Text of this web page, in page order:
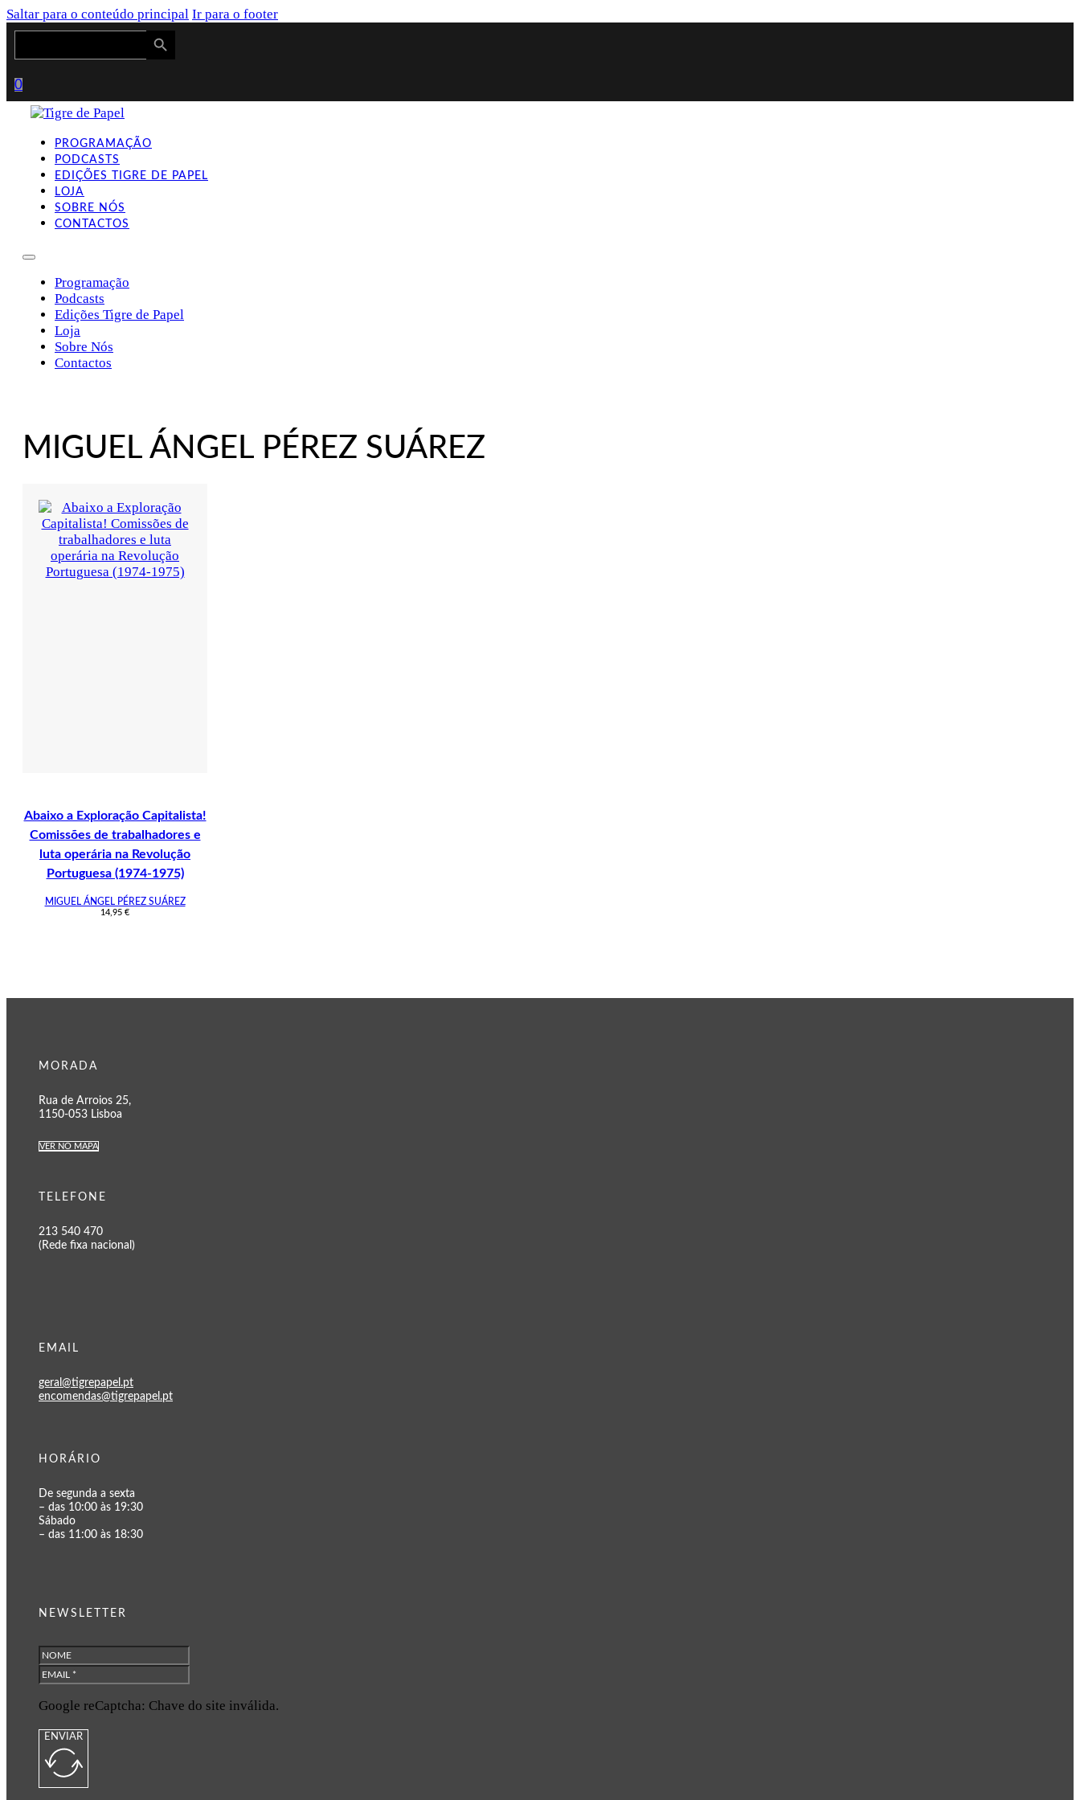
Saltar para o conteúdo principal Ir para o footer
Search
Search Button
0
PROGRAMAÇÃO
PODCASTS
EDIÇÕES TIGRE DE PAPEL
LOJA
SOBRE NÓS
CONTACTOS
Programação
Podcasts
Edições Tigre de Papel
Loja
Sobre Nós
Contactos
MIGUEL ÁNGEL PÉREZ SUÁREZ
Abaixo a Exploração Capitalista!
Comissões de trabalhadores e
luta operária na Revolução
Portuguesa (1974-1975)
MIGUEL ÁNGEL PÉREZ SUÁREZ
14,95 €
MORADA
Rua de Arroios 25,
1150-053 Lisboa
VER NO MAPA
TELEFONE
213 540 470
(Rede fixa nacional)
EMAIL
geral@tigrepapel.pt
encomendas@tigrepapel.pt
HORÁRIO
De segunda a sexta
– das 10:00 às 19:30
Sábado
– das 11:00 às 18:30
NEWSLETTER
Google reCaptcha: Chave do site inválida.
ENVIAR